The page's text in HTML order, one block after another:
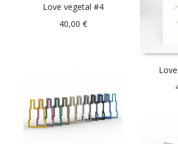
Love vegetal #4
40,00 €